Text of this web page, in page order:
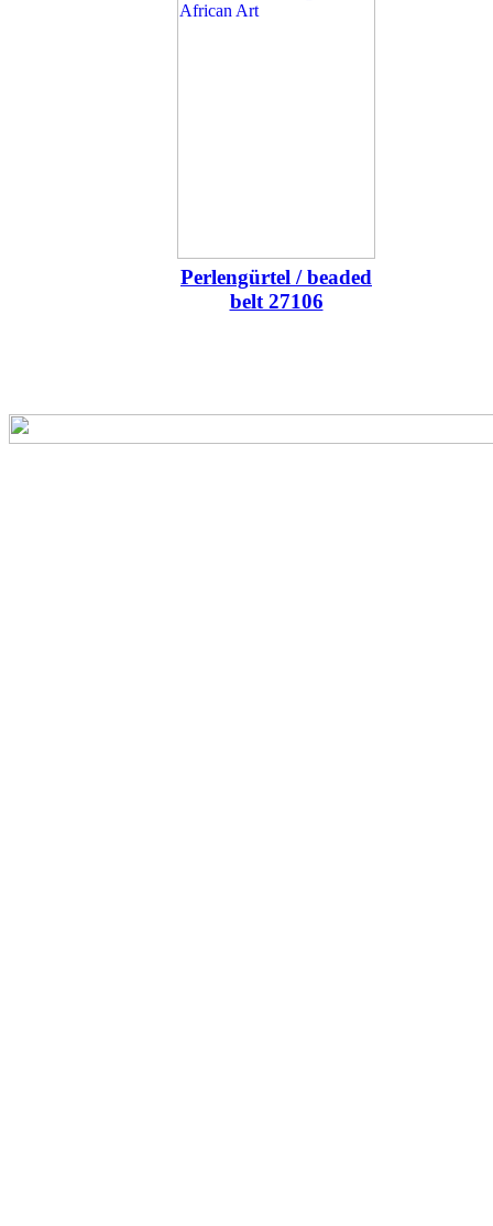
Perlengürtel / beaded
belt 27106